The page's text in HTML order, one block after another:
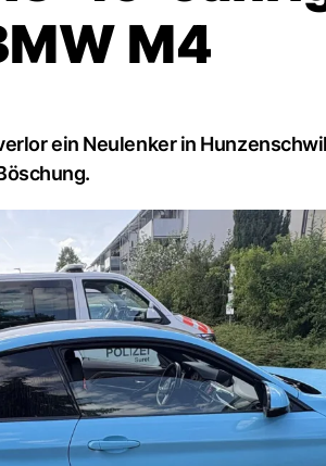
M4
ein Neulenker in